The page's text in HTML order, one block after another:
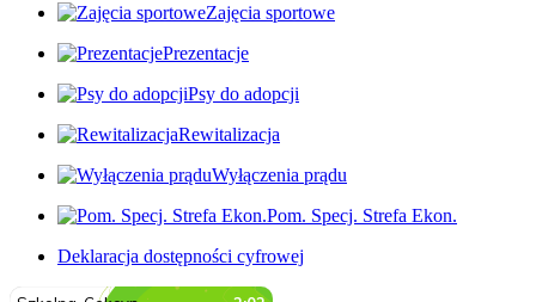
Zajęcia sportowe
Prezentacje
Psy do adopcji
Rewitalizacja
Wyłączenia prądu
Pom. Specj. Strefa Ekon.
Deklaracja dostępności cyfrowej